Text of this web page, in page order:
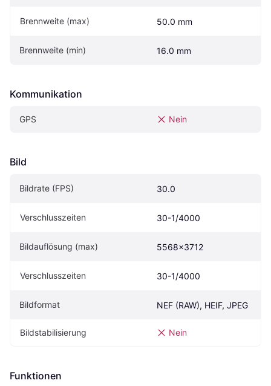
Brennweite (max) 50.0 mm
Brennweite (min) 16.0 mm
Kommunikation
GPS Nein
Bild
Bildrate (FPS) 30.0
Verschlusszeiten 30-1/4000
Bildauflösung (max) 5568x3712
Verschlusszeiten 30-1/4000
Bildformat NEF (RAW), HEIF, JPEG
Bildstabilisierung Nein
Funktionen